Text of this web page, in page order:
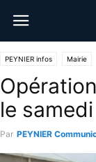
PEYNIER infos Mairie
le
Par PEYNIER